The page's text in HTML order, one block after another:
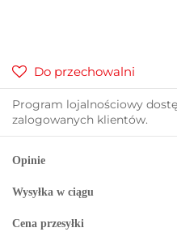
Do przechowalni
Program lojalnościowy
zalogowanych klientów.
Opinie
Wysyłka w ciągu
Cena przesyłki